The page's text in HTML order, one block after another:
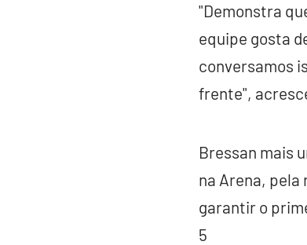
"Demonstra
equipe gosta
conversamos
frente",
Bressan mais
na Arena, pela
garantir o
5